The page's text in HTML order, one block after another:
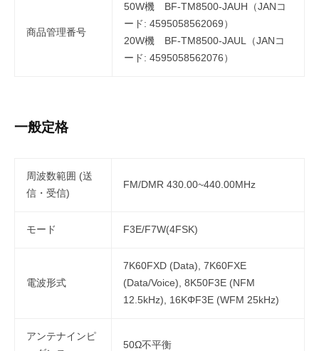
商品管理番号
50W機 BF-TM8500-JAUH（JANコ
ード: 4595058562069）
20W機 BF-TM8500-JAUL（JANコ
ード: 4595058562076）
一般定格
周波数範囲 (送
信・受信)
FM/DMR 430.00~440.00MHz
モード F3E/F7W(4FSK)
電波形式
7K60FXD (Data), 7K60FXE
(Data/Voice), 8K50F3E (NFM
12.5kHz), 16KΦF3E (WFM 25kHz)
アンテナインピ
50Ω不平衡